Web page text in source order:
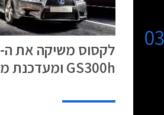
לקסוס משיקה את ה-
GS300h ומעדכנת מחירים